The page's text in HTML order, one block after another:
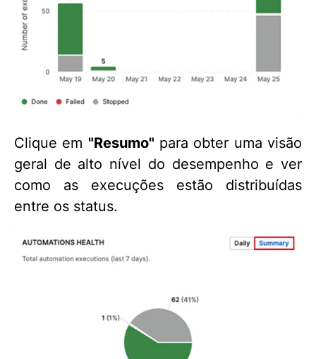
Clique em "Resumo" para obter uma visão
geral de alto nível do desempenho e ver
como as execuções estão distribuídas
entre os status.